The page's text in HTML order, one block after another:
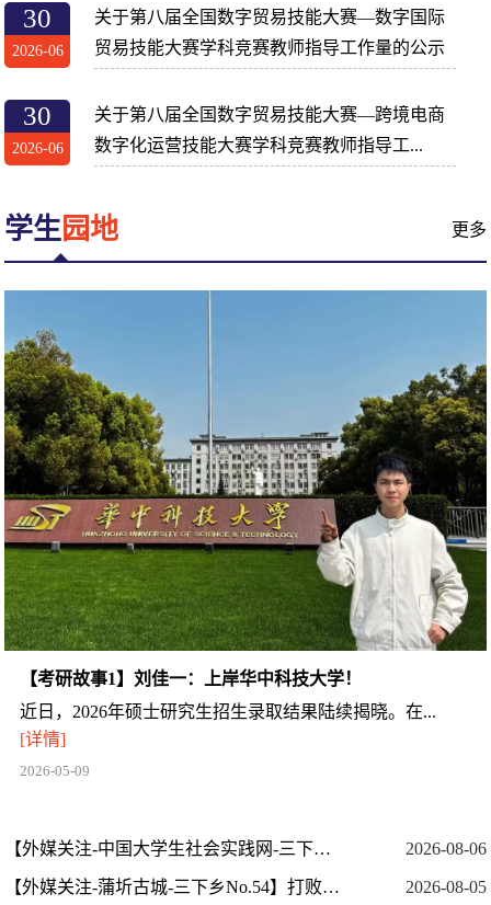
30
2026-06
关于第八届全国数字贸易技能大赛—数字国际
贸易技能大赛学科竞赛教师指导工作量的公示
30
2026-06
关于第八届全国数字贸易技能大赛—跨境电商
数字化运营技能大赛学科竞赛教师指导工...
学生园地 更多
【考研故事1】刘佳一：上岸华中科技大学！
近日，2026年硕士研究生招生录取结果陆续揭晓。在...
[详情]
2026-05-09
【外媒关注-中国大学生社会实践网-三下乡No.55】深耕宠物出海赛道 ，以... 2026-08-06
【外媒关注-蒲圻古城-三下乡No.54】打败“坏习惯大魔王” 2026-08-05